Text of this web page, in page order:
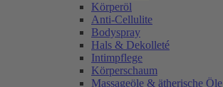
Körperöl
Anti-Cellulite
Bodyspray
Hals & Dekolleté
Intimpflege
Körperschaum
Massageöle & ätherische Öle